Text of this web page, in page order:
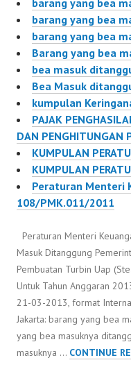
PMK0620112013,
tanggal 21-03-2013,
format ) Peraturan
Menteri Keuangan
Nomor
63/PMK.011/2013 Bea
Masuk Ditanggung
Pemerintah…
barang yang bea
barang yang bea
barang yang bea
Barang yang bea
bea masuk
Bea Masuk
kumpulan
PAJAK
DAN PENGHITUNGAN
KUMPULAN
KUMPULAN
Peraturan Menteri
108/PMK.011/2011
Peraturan Menteri
Masuk Ditanggung
Pembuatan Turbin Uap
Untuk Tahun Anggaran
21-03-2013, format
Jakarta: barang yang bea
yang bea masuknya
masuknya … CONTINUE